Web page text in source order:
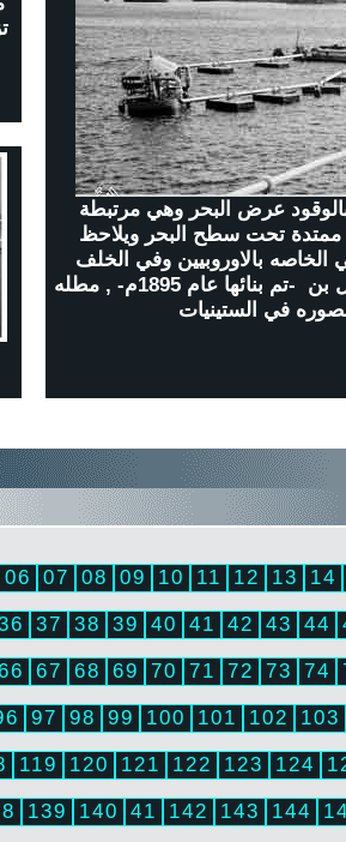
ممتدة تحت سطح البحر ويلاحظ
بالاوروبيين وفي الخلف
"يسار" اجزاء من مدينة التواهي وساعة ليتل بن -تم بنائها عام 1895م- , مطله
في الستينيات
06 07 08 09 10 11 12 13 14
37 38 39 40 41 42 43 44
67 68 69 70 71 72 73 74
97 98 99 100 101 102 103
119 120 121 122 123 124
139 140 41 142 143 144